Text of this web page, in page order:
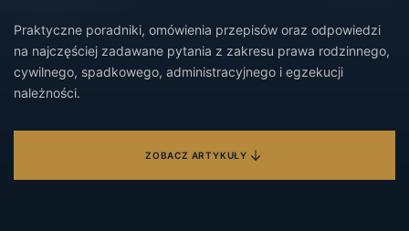
Praktyczne poradniki, omówienia przepisów oraz odpowiedzi
na najczęściej zadawane pytania z zakresu prawa rodzinnego,
cywilnego, spadkowego, administracyjnego i egzekucji
należności.
ZOBACZ ARTYKUŁY